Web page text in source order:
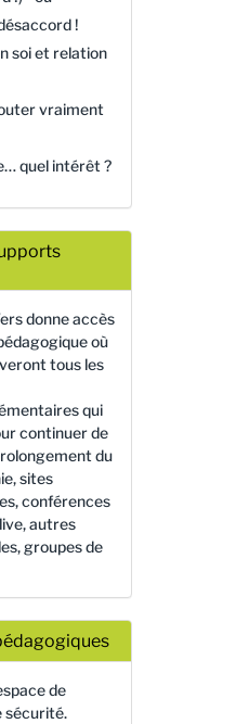
!
soi et relation
vraiment
quel intérêt ?
donne accès
où
tous les
qui
continuer de
du
sites
conférences
autres
groupes de
de
sécurité.